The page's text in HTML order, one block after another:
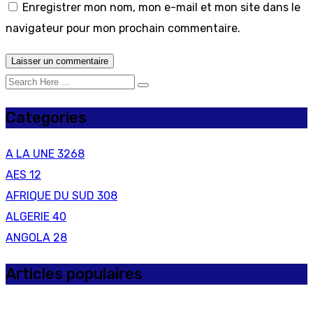
Enregistrer mon nom, mon e-mail et mon site dans le
navigateur pour mon prochain commentaire.
Categories
A LA UNE 3268
AES 12
AFRIQUE DU SUD 308
ALGERIE 40
ANGOLA 28
Articles populaires